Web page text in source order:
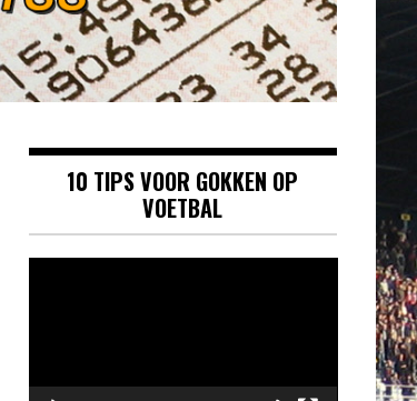
10 TIPS VOOR GOKKEN OP
VOETBAL